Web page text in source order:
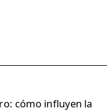
cómo influyen la